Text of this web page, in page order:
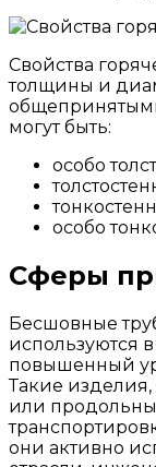
Свойства
толщины и
могут быть:
особо
особо
Сферы
Бесшовные
используются в
повышенный
Такие изделия,
или
они активно